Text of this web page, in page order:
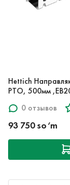
Hettich
0 отзывов
93 750 so‘m